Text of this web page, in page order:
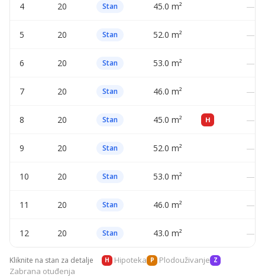
4 20 Stan 45.0 m² —
5 20 Stan 52.0 m² —
6 20 Stan 53.0 m² —
7 20 Stan 46.0 m² —
8 20 Stan 45.0 m² H —
9 20 Stan 52.0 m² —
10 20 Stan 53.0 m² —
11 20 Stan 46.0 m² —
12 20 Stan 43.0 m² —
Kliknite na stan za detalje H Hipoteka P Plodouživanje Z
Zabrana otuđenja